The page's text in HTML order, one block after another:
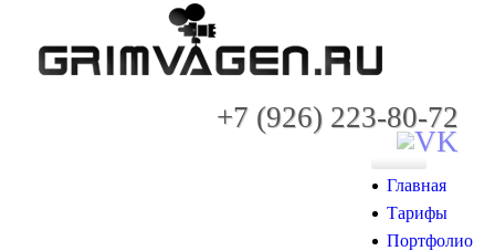
+7 (926) 223-80-72
Главная
Тарифы
Портфолио